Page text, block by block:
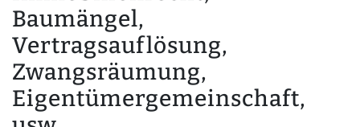
Baumängel,
Vertragsauflösung,
Zwangsräumung,
Eigentümergemeinschaft,